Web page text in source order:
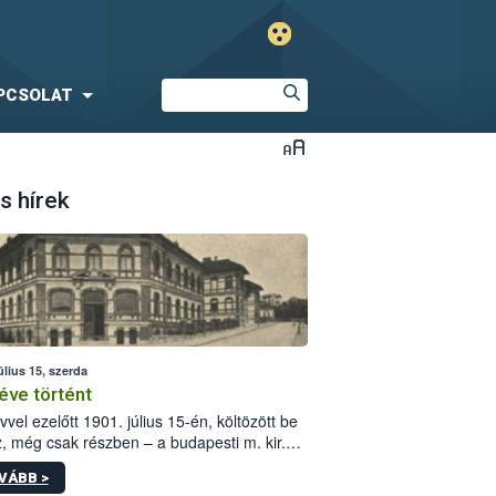
hírek
15, szerda
történt
ezelőtt 1901. július 15-én, költözött be
még csak részben – a budapesti m. kir.
állomás a Kis Rókus utca
alatti, Czigler Győző által tervezett új
>